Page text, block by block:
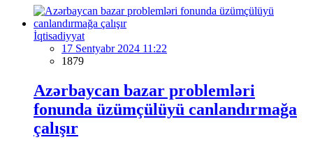
İqtisadiyyat
17 Sentyabr 2024 11:22
1879
Azərbaycan bazar problemləri
fonunda üzümçülüyü canlandırmağa
çalışır